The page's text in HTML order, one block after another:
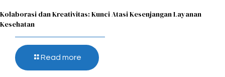
Kolaborasi dan Kreativitas: Kunci Atasi Kesenjangan Layanan
Kesehatan
Read more